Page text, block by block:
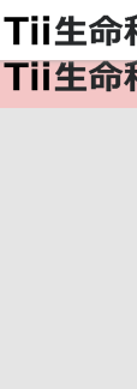
・生命・生物の情報